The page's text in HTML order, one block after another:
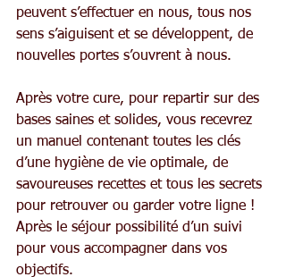
peuvent s’effectuer en nous, tous nos
sens s’aiguisent et se développent, de
nouvelles portes s’ouvrent à nous.
Après votre cure, pour repartir sur des
bases saines et solides, vous recevrez
un manuel contenant toutes les clés
d’une hygiène de vie optimale, de
savoureuses recettes et tous les secrets
pour retrouver ou garder votre ligne !
Après le séjour possibilité d’un suivi
pour vous accompagner dans vos
objectifs.